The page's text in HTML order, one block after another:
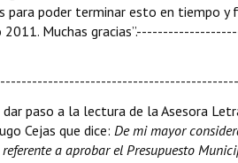
poder terminar esto en tiempo y
2011. Muchas
dar paso a la lectura de la Asesora
Cejas que dice: De mi mayor
a aprobar el Presupuesto